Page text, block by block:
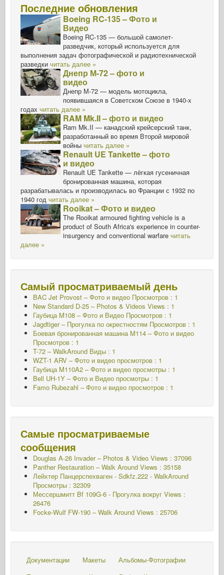
Последние обновления
Boeing RC-135 – Фото и
Видео
Boeing RC-135 — большой самолет-
разведчик, который используется для
выполнения задач фотографической и радиотехнической
разведки читать далее »
Днепр М-72 – фото и
видео
Днепр М-72 — модель мотоцикла,
появившаяся в Советском Союзе в 1940-х
годах читать далее »
RAM Mk.II – фото и видео
Ram Mk.II — канадский крейсерский танк,
разработанный во время Второй мировой
войны читать далее »
Renault UE Tankette – фото
и видео
Renault UE Tankette — лёгкая гусеничная
бронированная машина, которая
разрабатывалась и производилась во Франции с 1932 по
1940 год читать далее »
Rooikat – Фото и видео
The Rooikat armoured fighting vehicle is a
product of South Africa's experience in counter-
insurgency and conventional warfare читать
далее »
Самый просматриваемый день
BAC Jet Provost – Фото и видео Просмотров : 1
New Standard D-25 – Photos & Videos Views : 1
Гаубица M108 – Фото и Видео Просмотров : 1
Jagdtiger – Прогулка по окрестностям Просмотров : 1
Боевая бронированная машина M114 – Фото и видео
Просмотров : 1
T-72 – WalkAround Виды : 1
WZT-1 ARV – Фото и видео просмотров : 1
Гаубица M110A2 – Фото и видео просмотры : 1
Bell UH-1Y – Фото и Видео просмотры : 1
Famo Rubezahl – Фото и видео просмотров : 1
Самые просматриваемые
сообщения
Douglas A-26 Invader – Photos & Video Views : 37096
Panther Restauration – Walk Around Views : 35158
Лейхтер Панцерспехваген - Sdkfz.222 - WalkAround
Просмотры : 32309
Мессершмитт Bf 109G-6 - Прогулка вокруг Views :
26476
Focke-Wulf FW-190 – Walk Around Views : 25706
Документации Макеты
Альбомы-Фотографии